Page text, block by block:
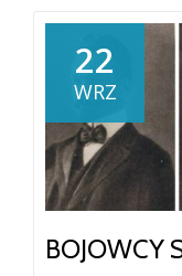
22
WRZ
BOJOWCY